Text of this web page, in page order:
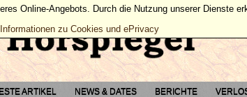
ARTIKEL NEWS & DATES BERICHTE
Online-Angebots. Durch die Nutzung unserer Dienste
zu Cookies und ePrivacy